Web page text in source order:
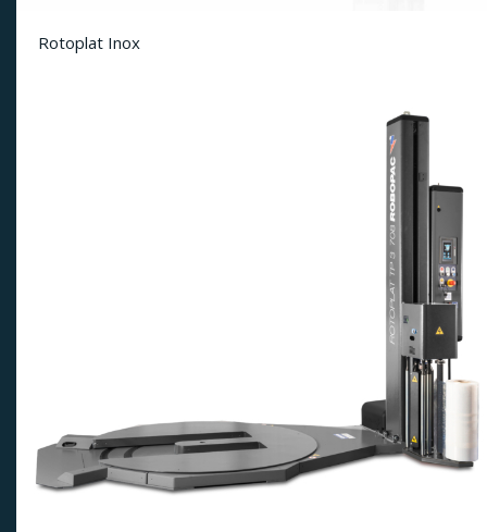
Rotoplat Inox